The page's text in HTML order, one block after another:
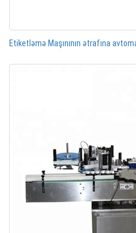
Etiketləmə Maşınının ətrafına